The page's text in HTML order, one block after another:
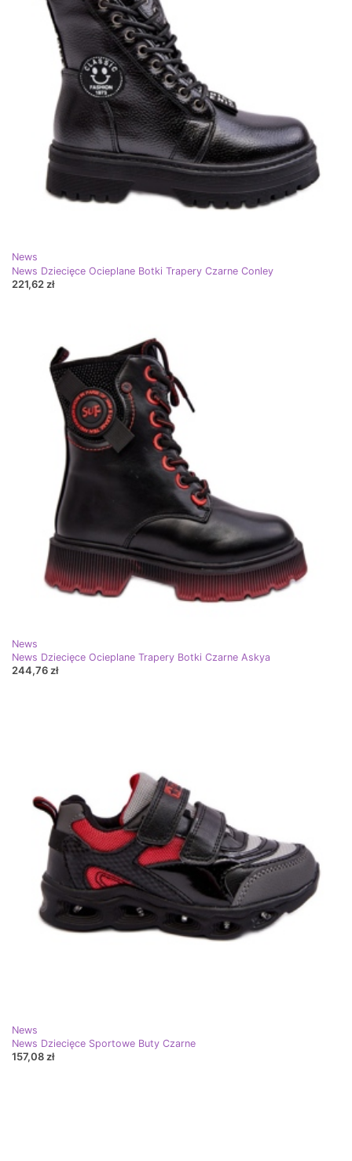
News
News Dziecięce Ocieplane Botki Trapery Czarne Conley
221,62 zł
News
News Dziecięce Ocieplane Trapery Botki Czarne Askya
244,76 zł
News
News Dziecięce Sportowe Buty Czarne
157,08 zł